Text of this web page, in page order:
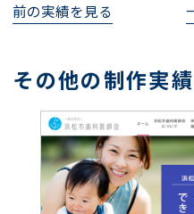
前の実績を見る
その他の制作実績